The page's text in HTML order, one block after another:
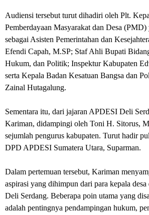
Audiensi tersebut turut dihadiri oleh Plt.
Pemberdayaan Masyarakat dan Desa
sebagai Asisten Pemerintahan dan
Efendi Capah, M.SP; Staf Ahli Bupati
Hukum, dan Politik; Inspektur Kabupaten
serta Kepala Badan Kesatuan Bangsa dan
Zainal Hutagalung.
Sementara itu, dari jajaran APDESI Deli
Kariman, didampingi oleh Toni H. Sitorus,
sejumlah pengurus kabupaten. Turut hadir
DPD APDESI Sumatera Utara, Suparman.
Dalam pertemuan tersebut, Kariman
aspirasi yang dihimpun dari para kepala
Deli Serdang. Beberapa poin utama yang
adalah pentingnya pendampingan hukum,